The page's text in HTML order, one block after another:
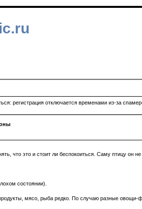
регистрация отключается временами из-за
что это и стоит ли беспокоиться. Саму птицу он
состоянии).
мясо, рыба редко. По случаю разные